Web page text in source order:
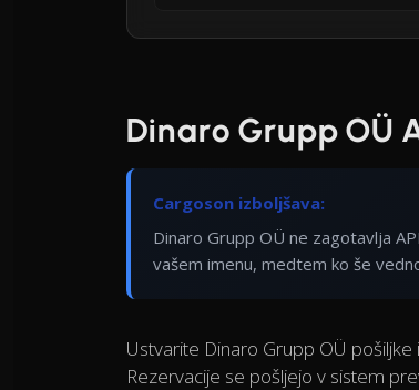
Dinaro Grupp OÜ
Cargoson izboljšava:
Dinaro Grupp OÜ ne zagotavlja
vašem imenu, medtem ko še
Ustvarite Dinaro Grupp OÜ
Rezervacije se pošljejo v sistem